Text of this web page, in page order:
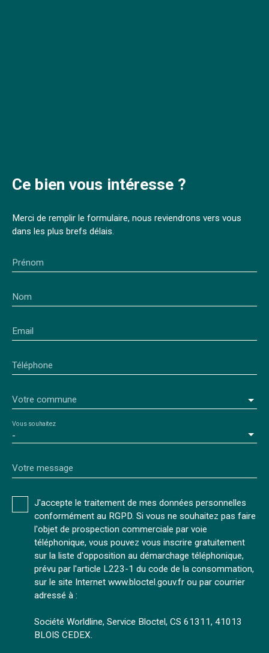
Ce bien vous intéresse ?
Merci de remplir le formulaire, nous reviendrons vers vous
dans les plus brefs délais.
Prénom
Nom
Email
Téléphone
Votre commune
-
Vous souhaitez
Votre message
J'accepte le traitement de mes données personnelles
conformément au RGPD. Si vous ne souhaitez pas faire
l'objet de prospection commerciale par voie
téléphonique, vous pouvez vous inscrire gratuitement
sur la liste d'opposition au démarchage téléphonique,
prévu par l'article L223-1 du code de la consommation,
sur le site Internet www.bloctel.gouv.fr ou par courrier
adressé à :
Société Worldline, Service Bloctel, CS 61311, 41013
BLOIS CEDEX.